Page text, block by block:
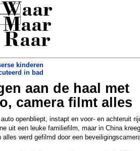
Waar
Maar
Raar
kinderen
in bad
Apeldoorse seniorenpartij wil
afvalbakken voor warme poep »
aan de haal met
camera filmt alles
openbliept, instapt en voor- en achteruit
uit een leuke familiefilm, maar in China
werd gefilmd door een